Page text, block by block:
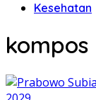
Kesehatan
kompos